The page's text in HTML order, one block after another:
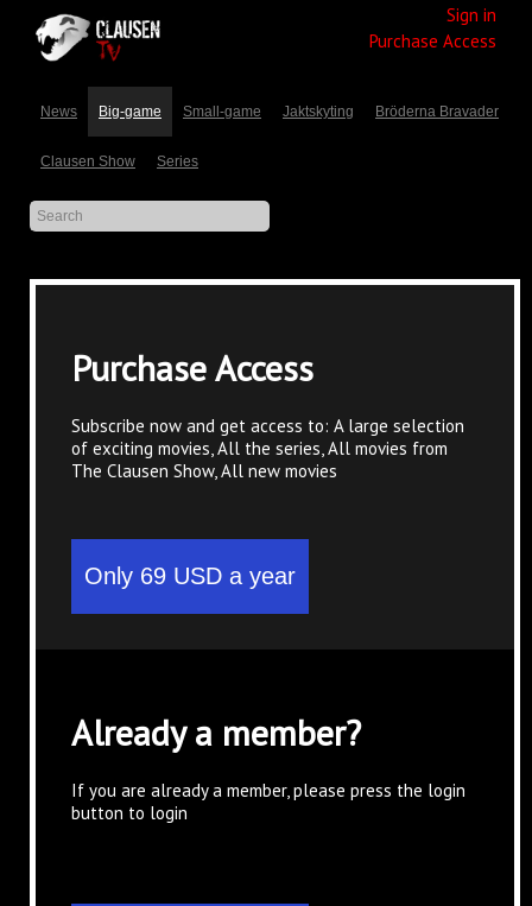
Sign in
Purchase Access
News Big-game Small-game Jaktskyting Bröderna Bravader
Clausen Show Series
Purchase Access
Subscribe now and get access to: A large selection
of exciting movies, All the series, All movies from
The Clausen Show, All new movies
Already a member?
If you are already a member, please press the login
button to login